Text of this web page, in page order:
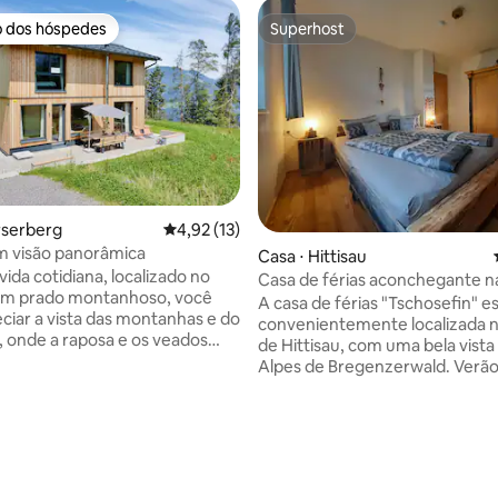
de 5, 21 avaliações
dos hóspedes
dos hóspedes
4,92 de uma avaliação média de 5, 13
4,92 (13)
visão panorâmica
cotidiana, localizado no
prado montanhoso, você
a vista das montanhas e do
onde a raposa e os veados
Superhost
Superhost
Casa ⋅ Hittisau
Casa de férias aconchegante
de Bregenz
A casa de férias "Tschosefin"
convenientemente localizada
de Hittisau, com uma bela vista
Alpes de Bregenzerwald. Verão: